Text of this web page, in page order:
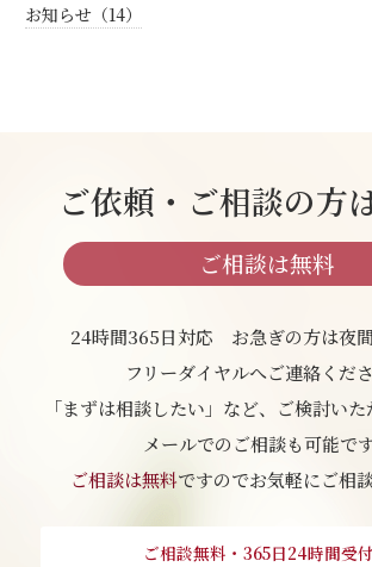
お知らせ（14）
ご依頼・ご相談の方
ご相談は無料
24時間365日対応 お急ぎの方は夜
フリーダイヤルへご連絡くださ
「まずは相談したい」など、ご検討い
メールでのご相談も可能です
ご相談は無料ですのでお気軽にご相
ご相談無料・365日24時間受